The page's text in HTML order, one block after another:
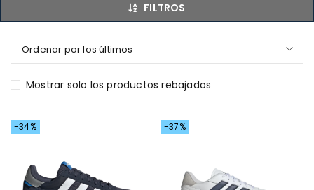
FILTROS
Ordenar por los últimos
Mostrar solo los productos rebajados
-34% -37%